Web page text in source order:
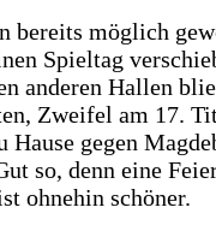
bereits möglich
Spieltag
anderen Hallen
Zweifel am 17.
gegen
so, denn eine
ohnehin schöner.